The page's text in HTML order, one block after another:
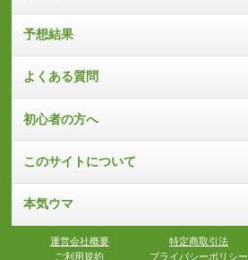
予想結果
よくある質問
初心者の方へ
このサイトについて
本気ウマ
運営会社概要 特定商取引法
ご利用規約
プライバシーポリシー